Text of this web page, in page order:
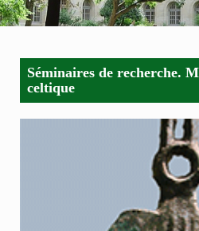
Séminaires de recherche.
celtique